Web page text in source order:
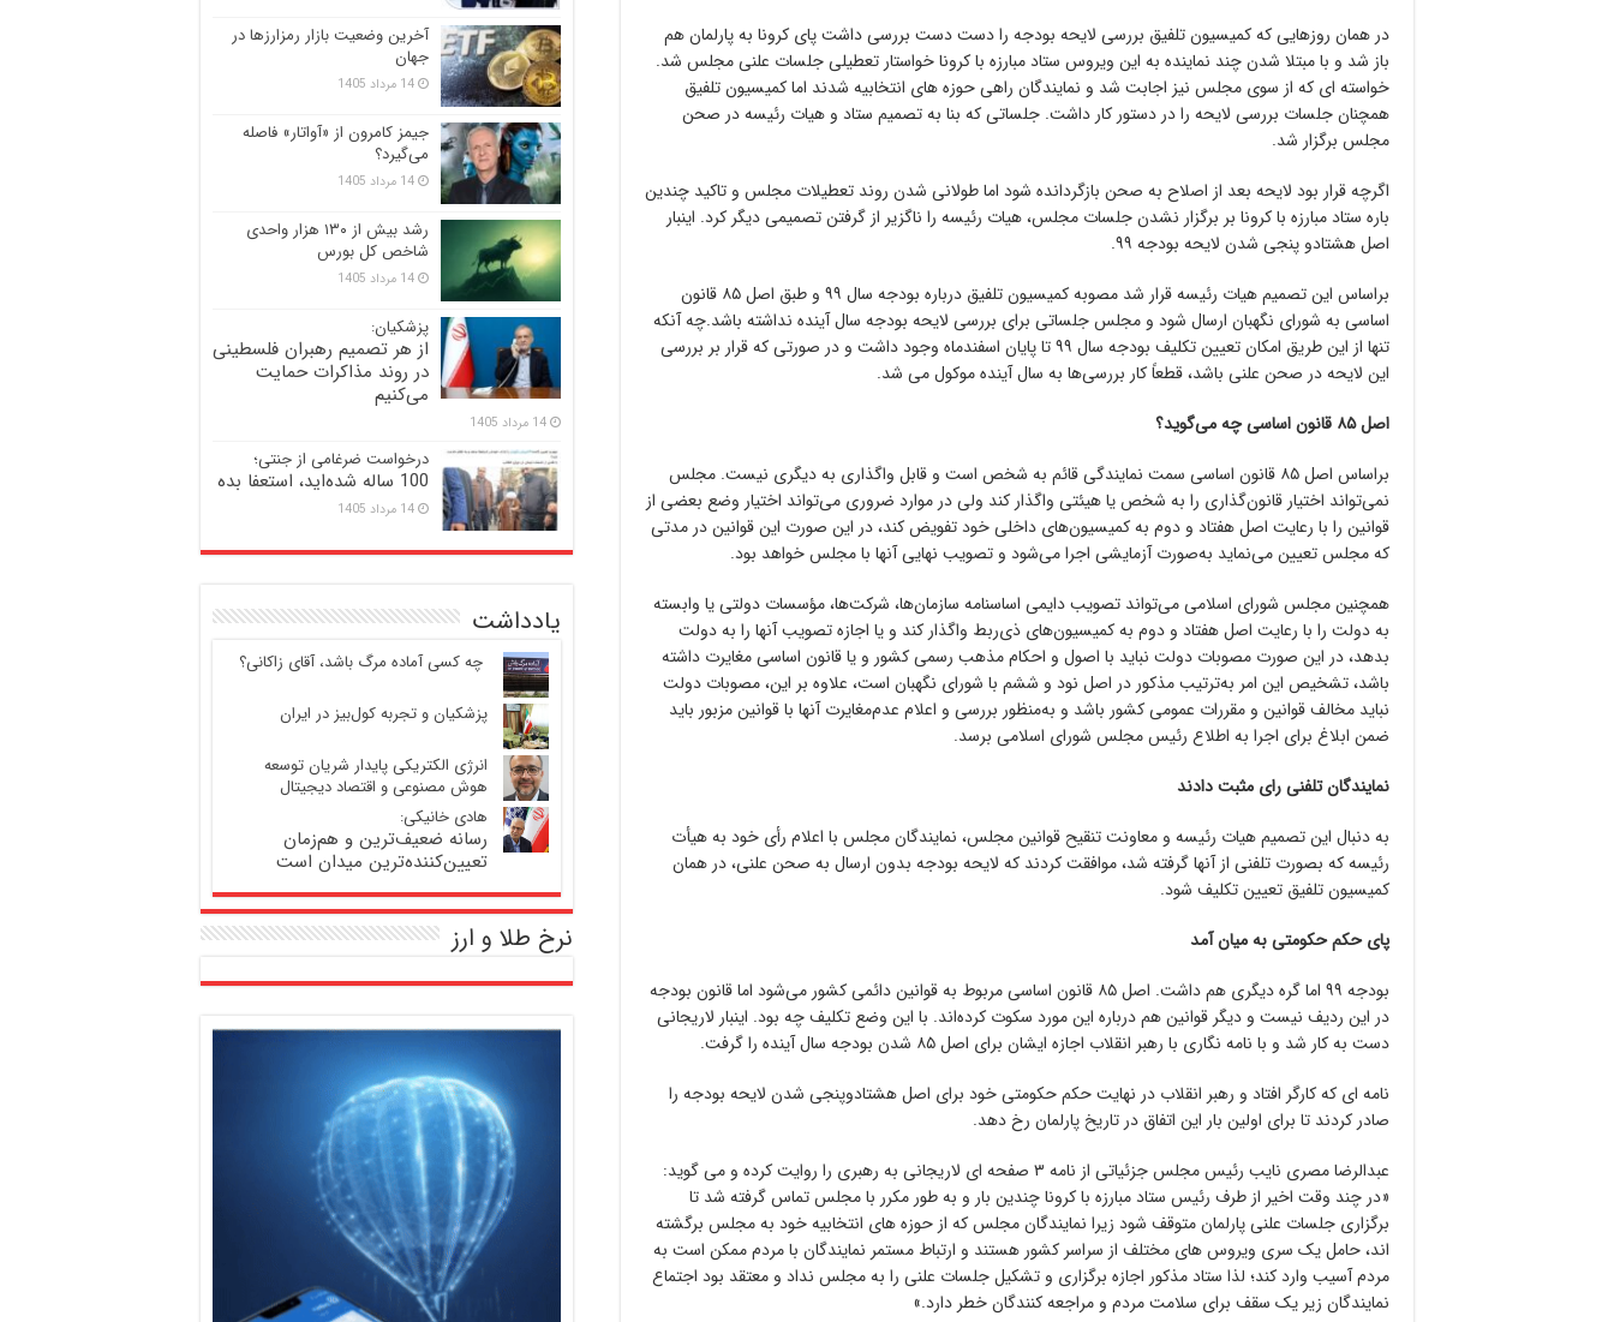
در همان روزهایی که کمیسیون تلفیق بررسی لایحه بودجه را دست دست بررسی داشت پای کرونا به پارلمان هم
باز شد و با مبتلا شدن چند نماینده به این ویروس ستاد مبارزه با کرونا خواستار تعطیلی جلسات علنی مجلس شد.
خواسته ای که از سوی مجلس نیز اجابت شد و نمایندگان راهی حوزه های انتخابیه شدند اما کمیسیون تلفیق
همچنان جلسات بررسی لایحه را در دستور کار داشت. جلساتی که بنا به تصمیم ستاد و هیات رئیسه در صحن
مجلس برگزار شد.
اگرچه قرار بود لایحه بعد از اصلاح به صحن بازگردانده شود اما طولانی شدن روند تعطیلات مجلس و تاکید چندین
باره ستاد مبارزه با کرونا بر برگزار نشدن جلسات مجلس، هیات رئیسه را ناگزیر از گرفتن تصمیمی دیگر کرد. اینبار
اصل هشتادو پنجی شدن لایحه بودجه ۹۹.
براساس این تصمیم هیات رئیسه قرار شد مصوبه کمیسیون تلفیق درباره بودجه سال ۹۹ و طبق اصل ۸۵ قانون
اساسی به شورای نگهبان ارسال شود و مجلس جلساتی برای بررسی لایحه بودجه سال آینده نداشته باشد.چه آنکه
تنها از این طریق امکان تعیین تکلیف بودجه سال ۹۹ تا پایان اسفندماه وجود داشت و در صورتی که قرار بر بررسی
این لایحه در صحن علنی باشد، قطعاً کار بررسی‌ها به سال آینده موکول می شد.
اصل ۸۵ قانون اساسی چه می‌گوید؟
براساس اصل ۸۵ قانون اساسی سمت نمایندگی قائم به شخص است و قابل واگذاری به دیگری نیست. مجلس
نمی‌تواند اختیار قانون‌گذاری را به شخص یا هیئتی واگذار کند ولی در موارد ضروری می‌تواند اختیار وضع بعضی از
قوانین را با رعایت اصل هفتاد و دوم به کمیسیون‌های داخلی خود تفویض کند، در این صورت این قوانین در مدتی
که مجلس تعیین می‌نماید به‌صورت آزمایشی اجرا می‌شود و تصویب نهایی آنها با مجلس خواهد بود.
همچنین مجلس شورای اسلامی می‌تواند تصویب دایمی اساسنامه سازمان‌ها، شرکت‌ها، مؤسسات دولتی یا وابسته
به دولت را با رعایت اصل هفتاد و دوم به کمیسیون‌های ذی‌ربط واگذار کند و یا اجازه تصویب آنها را به دولت
بدهد، در این صورت مصوبات دولت نباید با اصول و احکام مذهب رسمی کشور و یا قانون اساسی مغایرت داشته
باشد، تشخیص این امر به‌ترتیب مذکور در اصل نود و ششم با شورای نگهبان است، علاوه بر این، مصوبات دولت
نباید مخالف قوانین و مقررات عمومی کشور باشد و به‌منظور بررسی و اعلام عدم‌مغایرت آنها با قوانین مزبور باید
ضمن ابلاغ برای اجرا به اطلاع رئیس مجلس شورای اسلامی برسد.
نمایندگان تلفنی رای مثبت دادند
به دنبال این تصمیم هیات رئیسه و معاونت تنقیح قوانین مجلس، نمایندگان مجلس با اعلام رأی خود به هیأت
رئیسه که بصورت تلفنی از آنها گرفته شد، موافقت کردند که لایحه بودجه بدون ارسال به صحن علنی، در همان
کمیسیون تلفیق تعیین تکلیف شود.
پای حکم حکومتی به میان آمد
بودجه ۹۹ اما گره دیگری هم داشت. اصل ۸۵ قانون اساسی مربوط به قوانین دائمی کشور می‌شود اما قانون بودجه
در این ردیف نیست و دیگر قوانین هم درباره این مورد سکوت کرده‌اند. با این وضع تکلیف چه بود. اینبار لاریجانی
دست به کار شد و با نامه نگاری با رهبر انقلاب اجازه ایشان برای اصل ۸۵ شدن بودجه سال آینده را گرفت.
نامه ای که کارگر افتاد و رهبر انقلاب در نهایت حکم حکومتی خود برای اصل هشتادوپنجی شدن لایحه بودجه را
صادر کردند تا برای اولین بار این اتفاق در تاریخ پارلمان رخ دهد.
عبدالرضا مصری نایب رئیس مجلس جزئیاتی از نامه ۳ صفحه ای لاریجانی به رهبری را روایت کرده و می گوید:
«در چند وقت اخیر از طرف رئیس ستاد مبارزه با کرونا چندین بار و به طور مکرر با مجلس تماس گرفته شد تا
برگزاری جلسات علنی پارلمان متوقف شود زیرا نمایندگان مجلس که از حوزه های انتخابیه خود به مجلس برگشته
اند، حامل یک سری ویروس های مختلف از سراسر کشور هستند و ارتباط مستمر نمایندگان با مردم ممکن است به
مردم آسیب وارد کند؛ لذا ستاد مذکور اجازه برگزاری و تشکیل جلسات علنی را به مجلس نداد و معتقد بود اجتماع
نمایندگان زیر یک سقف برای سلامت مردم و مراجعه کنندگان خطر دارد.»
آخرین وضعیت بازار رمزارزها در
جهان
14 مرداد 1405
جیمز کامرون از «آواتار» فاصله
می‌گیرد؟
14 مرداد 1405
رشد بیش از ۱۳۰ هزار واحدی
شاخص کل بورس
14 مرداد 1405
پزشکیان:
از هر تصمیم رهبران فلسطینی
در روند مذاکرات حمایت
می‌کنیم
14 مرداد 1405
درخواست ضرغامی از جنتی؛
100 ساله شده‌اید، استعفا بده
14 مرداد 1405
یادداشت
‍ چه کسی آماده مرگ باشد، آقای زاکانی؟
پزشکیان و تجربه کول‌بیز در ایران
انرژی الکتریکی پایدار شریان توسعه
هوش مصنوعی و اقتصاد دیجیتال
هادی خانیکی:
رسانه ضعیف‌ترین و هم‌زمان
تعیین‌کننده‌ترین میدان است
نرخ طلا و ارز